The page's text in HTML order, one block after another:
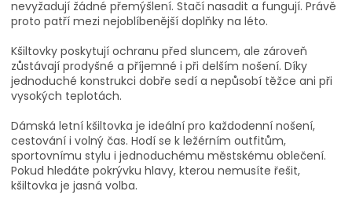
y
v
p
i
s
nevyžadují žádné přemýšlení. Stačí nasadit a fungují. Právě
proto patří mezi nejoblíbenější doplňky na léto.
Kšiltovky poskytují ochranu před sluncem, ale zároveň
zůstávají prodyšné a příjemné i při delším nošení. Díky
jednoduché konstrukci dobře sedí a nepůsobí těžce ani při
vysokých teplotách.
Dámská letní kšiltovka je ideální pro každodenní nošení,
cestování i volný čas. Hodí se k ležérním outfitům,
sportovnímu stylu i jednoduchému městskému oblečení.
Pokud hledáte pokrývku hlavy, kterou nemusíte řešit,
kšiltovka je jasná volba.